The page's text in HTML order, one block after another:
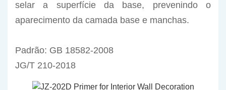
selar a superfície da base, prevenindo o
aparecimento da camada base e manchas.
Padrão: GB 18582-2008
JG/T 210-2018